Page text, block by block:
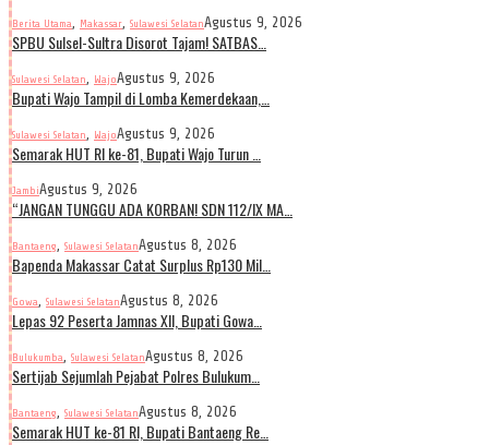
Berita Utama, Makassar, Sulawesi SelatanAgustus 9, 2026
SPBU Sulsel-Sultra Disorot Tajam! SATBAS…
Sulawesi Selatan, WajoAgustus 9, 2026
Bupati Wajo Tampil di Lomba Kemerdekaan,…
Sulawesi Selatan, WajoAgustus 9, 2026
Semarak HUT RI ke-81, Bupati Wajo Turun …
JambiAgustus 9, 2026
“JANGAN TUNGGU ADA KORBAN! SDN 112/IX MA…
Bantaeng, Sulawesi SelatanAgustus 8, 2026
Bapenda Makassar Catat Surplus Rp130 Mil…
Gowa, Sulawesi SelatanAgustus 8, 2026
Lepas 92 Peserta Jamnas XII, Bupati Gowa…
Bulukumba, Sulawesi SelatanAgustus 8, 2026
Sertijab Sejumlah Pejabat Polres Bulukum…
Bantaeng, Sulawesi SelatanAgustus 8, 2026
Semarak HUT ke-81 RI, Bupati Bantaeng Re…